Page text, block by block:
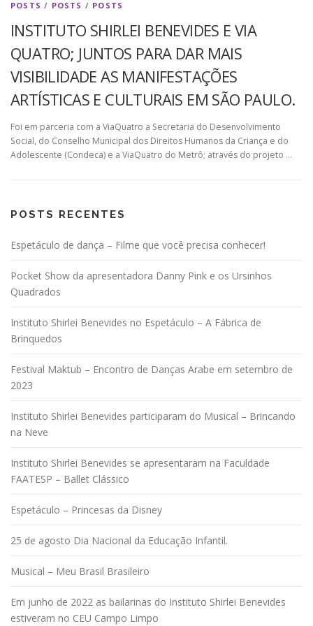
POSTS / POSTS / POSTS
INSTITUTO SHIRLEI BENEVIDES E VIA
QUATRO; JUNTOS PARA DAR MAIS
VISIBILIDADE AS MANIFESTAÇÕES
ARTÍSTICAS E CULTURAIS EM SÃO PAULO.
Foi em parceria com a ViaQuatro a Secretaria do Desenvolvimento
Social, do Conselho Municipal dos Direitos Humanos da Criança e do
Adolescente (Condeca) e a ViaQuatro do Metrô; através do projeto …
POSTS RECENTES
Espetáculo de dança – Filme que você precisa conhecer!
Pocket Show da apresentadora Danny Pink e os Ursinhos
Quadrados
Instituto Shirlei Benevides no Espetáculo – A Fábrica de
Brinquedos
Festival Maktub – Encontro de Danças Arabe em setembro de
2023
Instituto Shirlei Benevides participaram do Musical – Brincando
na Neve
Instituto Shirlei Benevides se apresentaram na Faculdade
FAATESP – Ballet Clássico
Espetáculo – Princesas da Disney
25 de agosto Dia Nacional da Educação Infantil.
Musical – Meu Brasil Brasileiro
Em junho de 2022 as bailarinas do Instituto Shirlei Benevides
estiveram no CEU Campo Limpo